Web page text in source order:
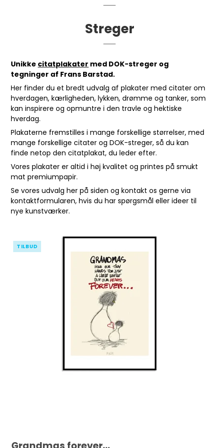
Streger
Unikke citatplakater med DOK-streger og
tegninger af Frans Barstad.
Her finder du et bredt udvalg af plakater med citater om
hverdagen, kærligheden, lykken, drømme og tanker, som
kan inspirere og opmuntre i den travle og hektiske
hverdag.
Plakaterne fremstilles i mange forskellige størrelser, med
mange forskellige citater og DOK-streger, så du kan
finde netop den citatplakat, du leder efter.
Vores plakater er altid i høj kvalitet og printes på smukt
mat premiumpapir.
Se vores udvalg her på siden og kontakt os gerne via
kontaktformularen, hvis du har spørgsmål eller ideer til
nye kunstværker.
TILBUD